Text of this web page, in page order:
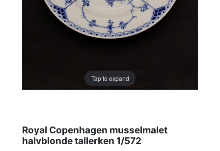
Tap to expand
Royal Copenhagen musselmalet
halvblonde tallerken 1/572